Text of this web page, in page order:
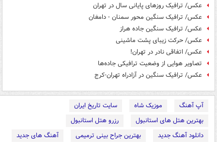
عکس/ ترافیک روزهای پایانی سال در تهران
عکس/ ترافیک سنگین محور سمنان - دامغان
عکس/ ترافیک سنگین جاده هراز
عکس/ حرکت زیبای پشت ماشینی
عکس/ اتفاقی نادر در تهران!
تصاویر هوایی از وضعیت ترافیکی جاده‌ها
عکس/ ترافیک سنگین در آزادراه تهران-كرج
آپ آهنگ موزیک شاه
سایت تاریخ ایران
بهترین هتل های استانبول
رزرو هتل استانبول
دانلود آهنگ جدید
بهترین جراح بینی ترمیمی
آهنگ های جدید